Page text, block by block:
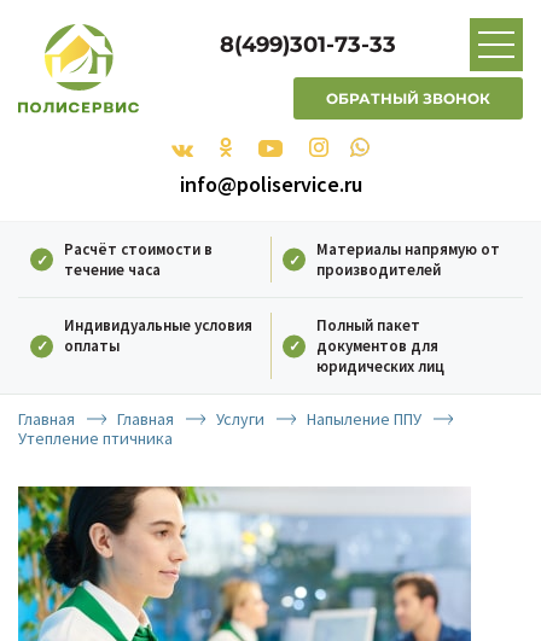
8(499)301-73-33
ОБРАТНЫЙ ЗВОНОК
info@poliservice.ru
Расчёт стоимости в
течение часа
Материалы напрямую от
производителей
Индивидуальные условия
оплаты
Полный пакет
документов для
юридических лиц
Главная Главная Услуги
Напыление ППУ
Утепление птичника